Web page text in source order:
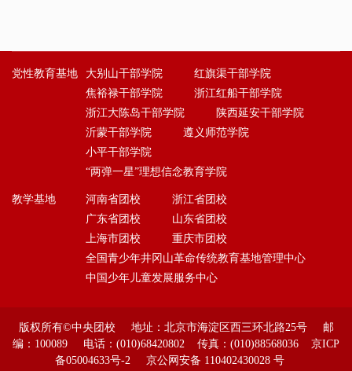
党性教育基地 大别山干部学院
红旗渠干部学院
焦裕禄干部学院
浙江红船干部学院
浙江大陈岛干部学院
陕西延安干部学院
沂蒙干部学院
遵义师范学院
小平干部学院
“两弹一星”理想信念教育学院
教学基地 河南省团校
浙江省团校
广东省团校
山东省团校
上海市团校
重庆市团校
全国青少年井冈山革命传统教育基地管理中心
中国少年儿童发展服务中心
版权所有©中央团校 地址：北京市海淀区西三环北路25号 邮
编：100089 电话：(010)68420802 传真：(010)88568036 京ICP
备05004633号-2 京公网安备 110402430028 号